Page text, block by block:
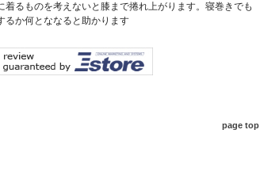
るものを考えないと膝まで捲れ上がります。寝巻きでも
るか何とななると助かります
page top